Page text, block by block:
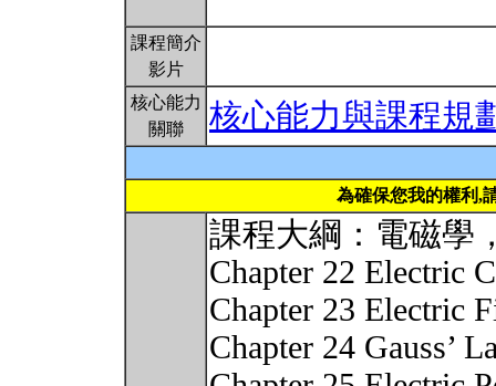
課程簡介
影片
核心能力
關聯
核心能力與課程規
為確保您我的權利,
課程大綱：電磁學
Chapter 22 Electric
Chapter 23 Electric
Chapter 24 Gauss’